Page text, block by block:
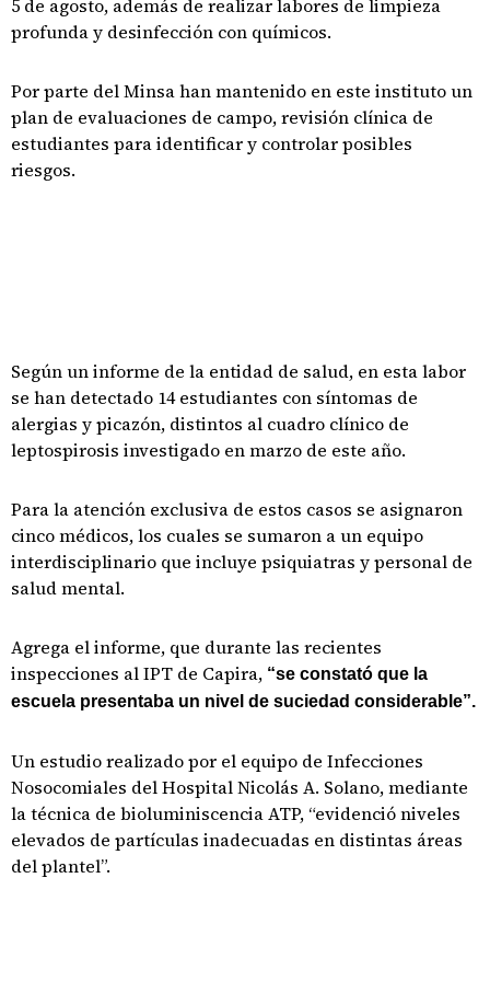
5 de agosto, además de realizar labores de limpieza
profunda y desinfección con químicos.
Por parte del Minsa han mantenido en este instituto un
plan de evaluaciones de campo, revisión clínica de
estudiantes para identificar y controlar posibles
riesgos.
Según un informe de la entidad de salud, en esta labor
se han detectado 14 estudiantes con síntomas de
alergias y picazón, distintos al cuadro clínico de
leptospirosis investigado en marzo de este año.
Para la atención exclusiva de estos casos se asignaron
cinco médicos, los cuales se sumaron a un equipo
interdisciplinario que incluye psiquiatras y personal de
salud mental.
Agrega el informe, que durante las recientes
inspecciones al IPT de Capira, “se constató que la
escuela presentaba un nivel de suciedad considerable”.
Un estudio realizado por el equipo de Infecciones
Nosocomiales del Hospital Nicolás A. Solano, mediante
la técnica de bioluminiscencia ATP, “evidenció niveles
elevados de partículas inadecuadas en distintas áreas
del plantel”.